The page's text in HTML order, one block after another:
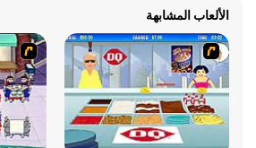
الألعاب المشابهة